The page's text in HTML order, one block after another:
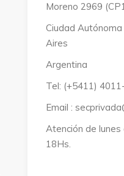
Moreno 2969
Ciudad
Aires
Argentina
Tel: (+5411)
Email :
Atención de
18Hs.